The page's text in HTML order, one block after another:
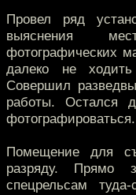
Провел ряд
выяснения
фотографических
далеко не
Совершил
работы. Остался
фотографироваться.
Помещение для
разряду. Прямо
спецрельсам